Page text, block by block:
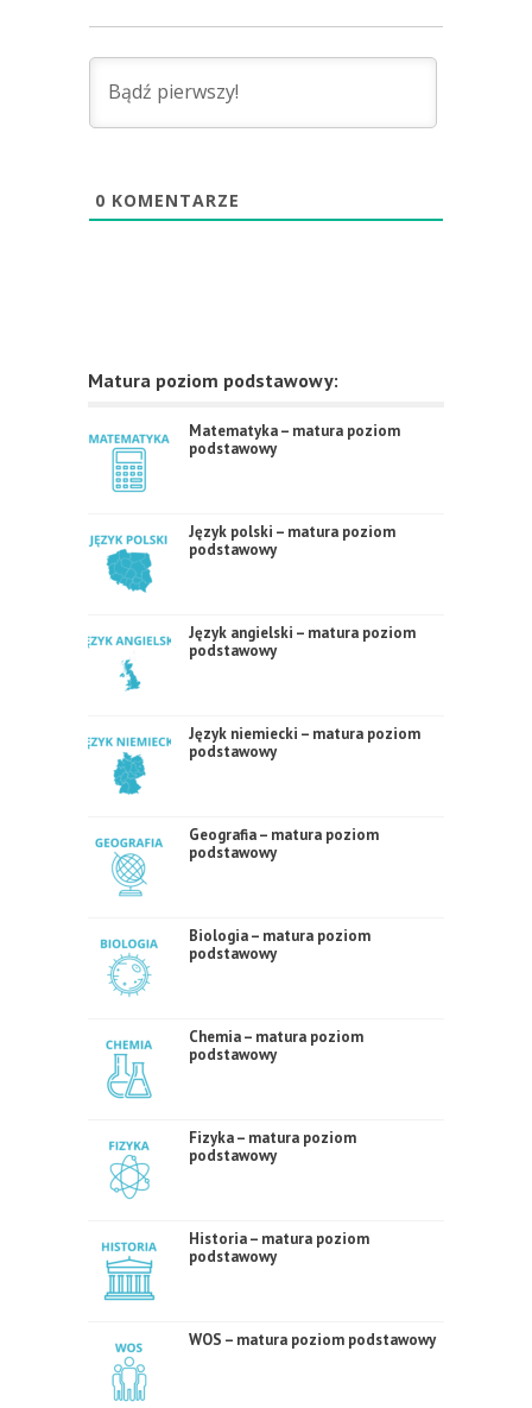
0 KOMENTARZE
Matura poziom podstawowy:
Matematyka – matura poziom
podstawowy
Język polski – matura poziom
podstawowy
Język angielski – matura poziom
podstawowy
Język niemiecki – matura poziom
podstawowy
Geografia – matura poziom
podstawowy
Biologia – matura poziom
podstawowy
Chemia – matura poziom
podstawowy
Fizyka – matura poziom
podstawowy
Historia – matura poziom
podstawowy
WOS – matura poziom podstawowy